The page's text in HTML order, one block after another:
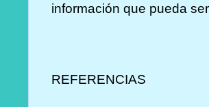
información que pueda
REFERENCIAS